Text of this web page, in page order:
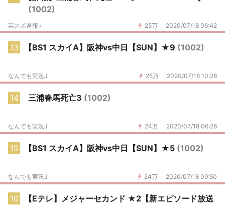
(1002)
25万 2020/07/18 06:42
芸スポ速報+
13 【BS1 スカイA】阪神vs中日【SUN】★9 (1002)
25万 2020/07/18 10:28
なんでも実況J
14 三浦春馬死亡3 (1002)
24万 2020/07/18 06:26
なんでも実況J
15 【BS1 スカイA】阪神vs中日【SUN】★5 (1002)
24万 2020/07/18 09:50
なんでも実況J
16
【Eテレ】メジャーセカンド ★2【新エピソード放送